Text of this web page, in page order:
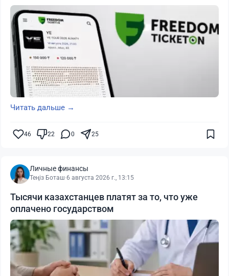
Читать дальше →
46 22 0 25
Личные финансы
Теңіз Боташ·6 августа 2026 г., 13:15
Тысячи казахстанцев платят за то, что уже
оплачено государством